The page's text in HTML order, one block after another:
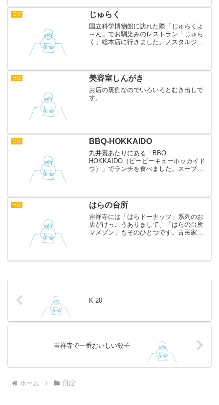
日記 じゅらく
国立科学博物館に訪れた際「じゅらくよ
～ん」でお馴染みのレストラン「じゅら
く」総本店に行きました。ノスタルジー
た。味は予想どおり普通です...
日記 美容室しんがき
お店の裏側なのでいろいろとむき出しで
す。
日記 BBQ-HOKKAIDO
丸井裏あたりにある「BBQ
HOKKAIDO（ビービーキューホッカイド
ウ）」でランチを食べました。スープカ
リュームがあるので良かったで...
日記 はらの台所
吉祥寺には「はらドーナッツ」系列のお
店がけっこうありまして、「はらの台所
マメゾン」もそのひとつです。古民家を
れませんが、しっかりとお...
K-20
吉祥寺で一番おいしい餃子
ホーム 日記